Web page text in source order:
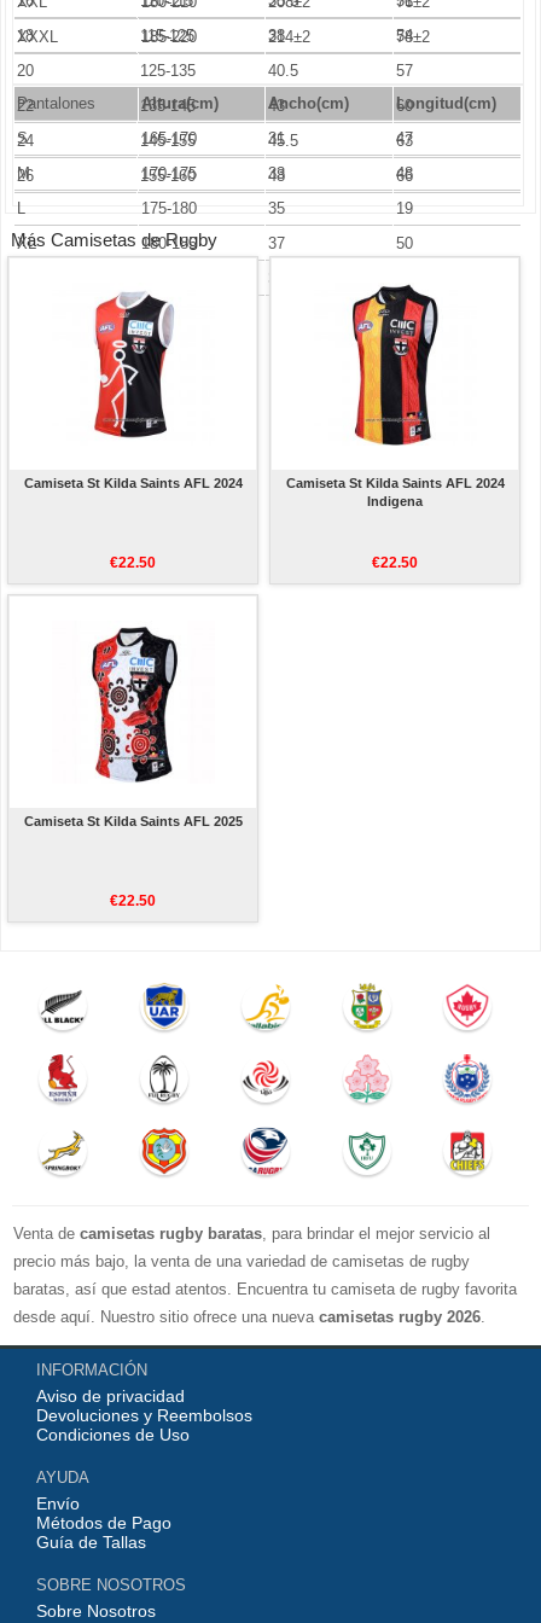
XXXL
185-220 214±2 78±2
18
115-125 38
54
20
125-135 40.5
57
22
135-145 43
60
24
145-155 45.5
63
26
155-160 48 66
Pantalones Altura(cm) Ancho(cm)
Longitud(cm)
S
165-170 31
47
M
170-175 33
48
L
175-180 35
19
XL
180-185 37
50
Más Camisetas de Rugby
Camiseta St Kilda Saints AFL 2024
€22.50
Camiseta St Kilda Saints AFL 2024
Indigena
€22.50
Camiseta St Kilda Saints AFL 2025
€22.50
Venta de camisetas rugby baratas, para brindar el mejor servicio al
precio más bajo, la venta de una variedad de camisetas de rugby
baratas, así que estad atentos. Encuentra tu camiseta de rugby favorita
desde aquí. Nuestro sitio ofrece una nueva camisetas rugby 2026.
Disponible en una variedad de estilos y tamaños ¡Compre camisetas de
rugby baratas en línea!
INFORMACIÓN
Aviso de privacidad
Devoluciones y Reembolsos
Condiciones de Uso
AYUDA
Envío
Métodos de Pago
Guía de Tallas
SOBRE NOSOTROS
Sobre Nosotros